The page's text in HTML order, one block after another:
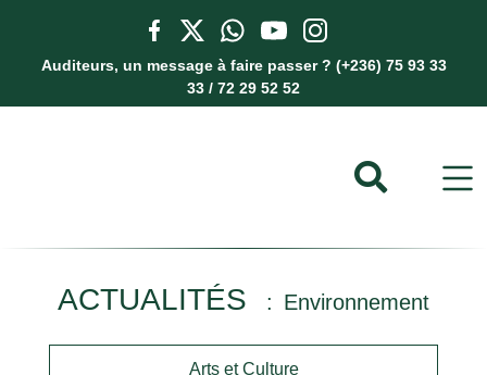
Auditeurs, un message à faire passer ? (+236) 75 93 33
33 / 72 29 52 52
ACTUALITÉS Environnement
Arts et Culture